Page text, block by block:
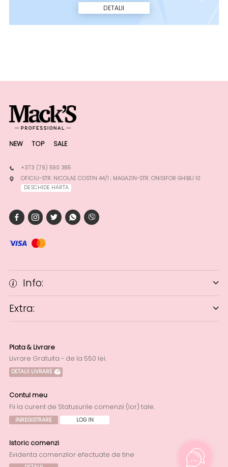
DETALII
NEW TOP SALE
+373 (79) 590 385
OFICIU-STR. NICOLAE COSTIN 44/1 ; MAGAZIN-STR. ONISIFOR GHIBU 10
DESCHIDE HARTA
Info:
Extra:
Plata & Livrare
Livrare Gratuita - de la 550 lei.
DETALII LIVRARE
Contul meu
Fii la curent de Statusurile comenzii (lor) tale.
INREGISTRARE LOG IN
Istoric comenzi
Evidenta comenzilor efectuate de tine